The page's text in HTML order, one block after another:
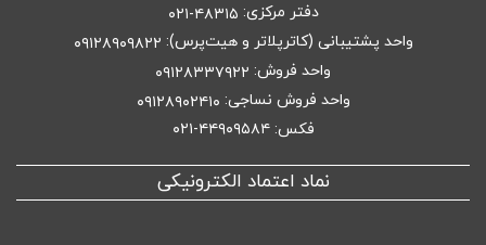
دفتر مرکزی: ۴۸۳۱۵-۰۲۱
واحد پشتیبانی (کاترپلاتر و هیت‌پرس): ۰۹۱۲۸۹۰۹۸۲۲
واحد فروش: ۰۹۱۲۸۳۳۷۹۲۲
واحد فروش نساجی: ۰۹۱۲۸۹۰۲۴۱۰
فکس: ۴۴۹۰۹۵۸۴-۰۲۱
نماد اعتماد الکترونیکی